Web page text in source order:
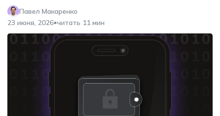
Павел Макаренко
23 июня, 2026•читать 11 мин